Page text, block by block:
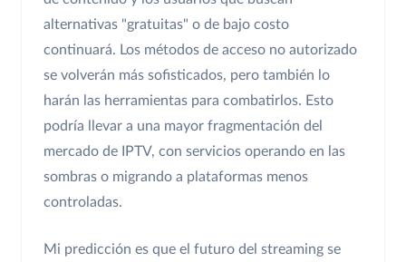
alternativas "gratuitas" o de bajo costo
continuará. Los métodos de acceso no autorizado
se volverán más sofisticados, pero también lo
harán las herramientas para combatirlos. Esto
podría llevar a una mayor fragmentación del
mercado de IPTV, con servicios operando en las
sombras o migrando a plataformas menos
controladas.
Mi predicción es que el futuro del streaming se